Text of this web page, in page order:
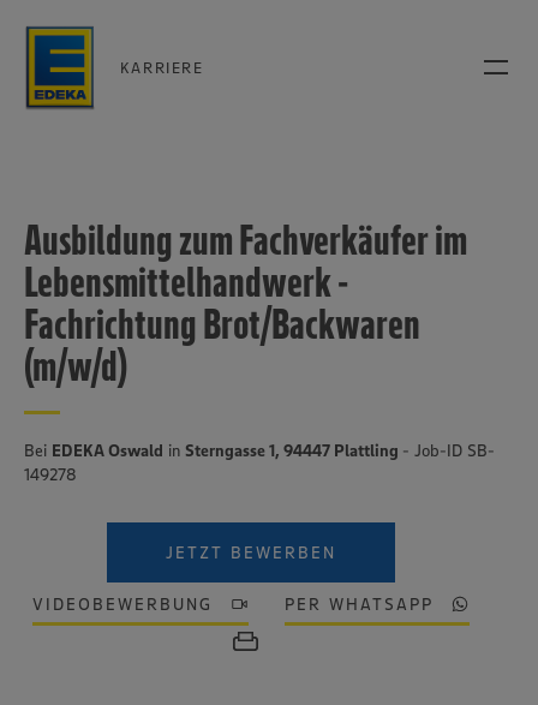
KARRIERE
Ausbildung zum Fachverkäufer im
Lebensmittelhandwerk -
Fachrichtung Brot/Backwaren
(m/w/d)
Bei EDEKA Oswald in Sterngasse 1, 94447 Plattling - Job-ID SB-
149278
JETZT BEWERBEN
VIDEOBEWERBUNG PER WHATSAPP